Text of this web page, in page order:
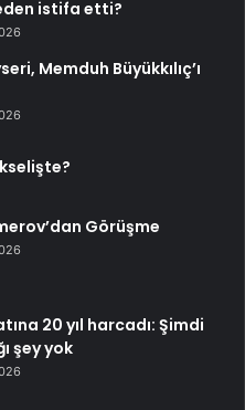
istifa etti?
Memduh Büyükkılıç’ı
Görüşme
20 yıl harcadı: Şimdi
şey yok